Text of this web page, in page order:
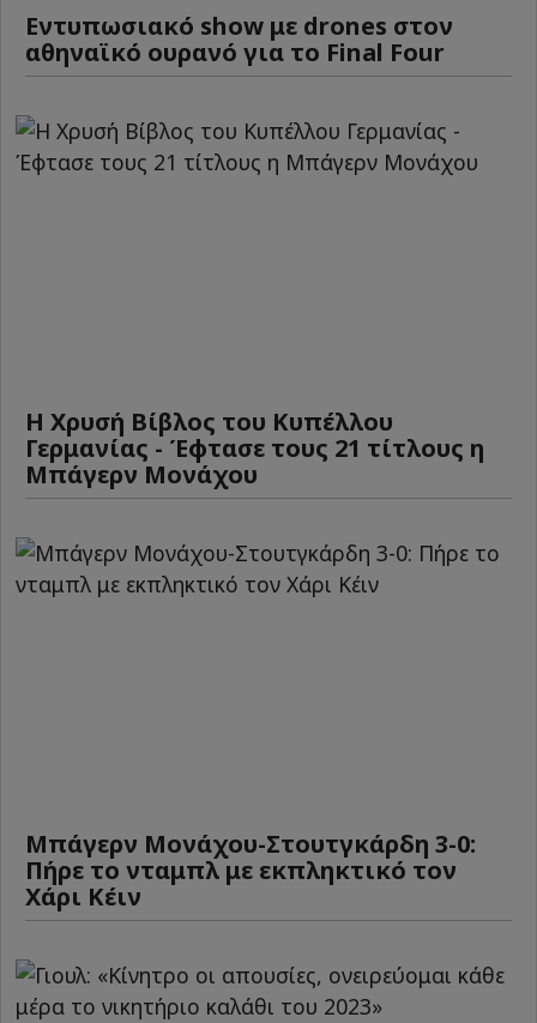
Εντυπωσιακό show με drones στον
αθηναϊκό ουρανό για το Final Four
Η Χρυσή Βίβλος του Κυπέλλου
Γερμανίας - Έφτασε τους 21 τίτλους η
Μπάγερν Μονάχου
Μπάγερν Μονάχου-Στουτγκάρδη 3-0:
Πήρε το νταμπλ με εκπληκτικό τον
Χάρι Κέιν